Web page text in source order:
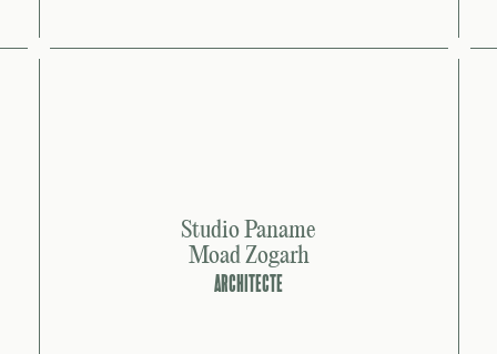
Studio Paname
Moad Zogarh
ARCHITECTE